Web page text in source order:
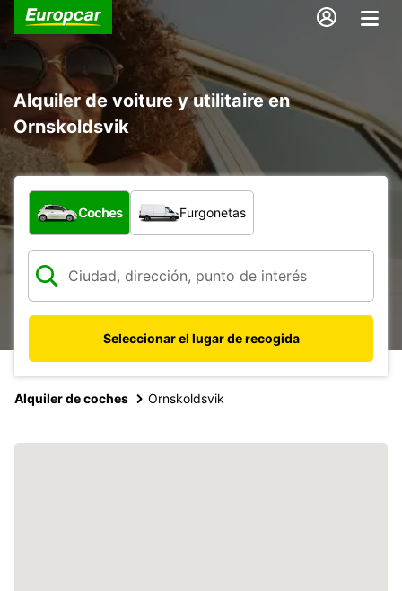
Alquiler de voiture y utilitaire en
Ornskoldsvik
¿Qué tipo de vehículo?
Coches Furgonetas
Seleccionar el lugar de recogida
Alquiler de coches Ornskoldsvik